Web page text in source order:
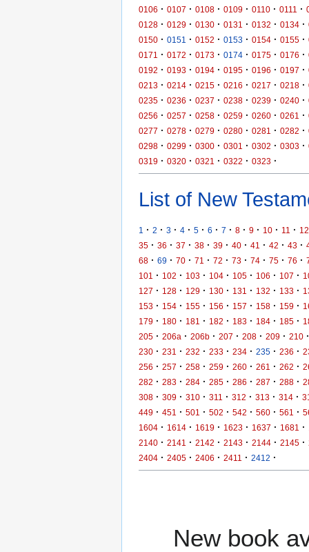
0106 · 0107 · 0108 · 0109 · 0110 · 0111 ·
0128 · 0129 · 0130 · 0131 · 0132 · 0134 ·
0150 · 0151 · 0152 · 0153 · 0154 · 0155 ·
0171
· 0172 · 0173 · 0174 · 0175 · 0176 ·
0192 · 0193 · 0194 · 0195 · 0196 · 0197 ·
0213 · 0214 · 0215 · 0216 · 0217 · 0218 ·
0235 · 0236 · 0237 · 0238 · 0239 · 0240 ·
0256 · 0257 · 0258 · 0259 · 0260 · 0261 ·
0277 · 0278 · 0279 · 0280 · 0281 · 0282 ·
0298 · 0299 · 0300 · 0301 · 0302 · 0303 ·
0319 · 0320 · 0321 · 0322 · 0323 ·
List of New
1 · 2 · 3 · 4 · 5 · 6 · 7 · 8 · 9 · 10 · 11 · 12
35 · 36 · 37 · 38 · 39 · 40 · 41 · 42 · 43 ·
68 · 69 · 70 · 71 · 72 · 73 · 74 · 75 · 76 ·
101
· 102 · 103 · 104 · 105 · 106 · 107 ·
127 · 128 · 129 · 130 · 131 · 132 · 133 ·
153 · 154 · 155 · 156 · 157 · 158 · 159 ·
179 · 180 · 181 · 182 · 183 · 184 · 185 ·
205 · 206a · 206b · 207 · 208 · 209 · 210 ·
230 · 231 · 232 · 233 · 234 · 235 · 236 ·
256 · 257 · 258 · 259 · 260 · 261 · 262 ·
282 · 283 · 284 · 285 · 286 · 287 · 288 ·
308 · 309 · 310 · 311 · 312 · 313 · 314 ·
449 · 451 · 501 · 502 · 542 · 560 · 561 ·
1604 · 1614 · 1619 · 1623 · 1637 · 1681 ·
2140 · 2141 · 2142 · 2143 · 2144 · 2145 ·
2404 · 2405 · 2406 · 2411 · 2412 ·
New book